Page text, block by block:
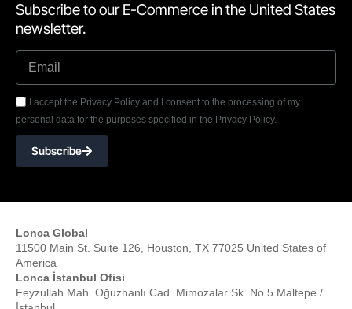
Subscribe to our E-Commerce in the United States
newsletter.
I accept the Privacy Policy and I consent to the processing of my
personal data for the purposes specified in the Privacy Policy.
Subscribe
Lonca Global
11500 Main St. Suite 126, Houston, TX 77025 United States of
America
Lonca İstanbul Ofisi
Feyzullah Mah. Oğuzhanlı Cad. Mimozalar Sk. No 5 Maltepe /